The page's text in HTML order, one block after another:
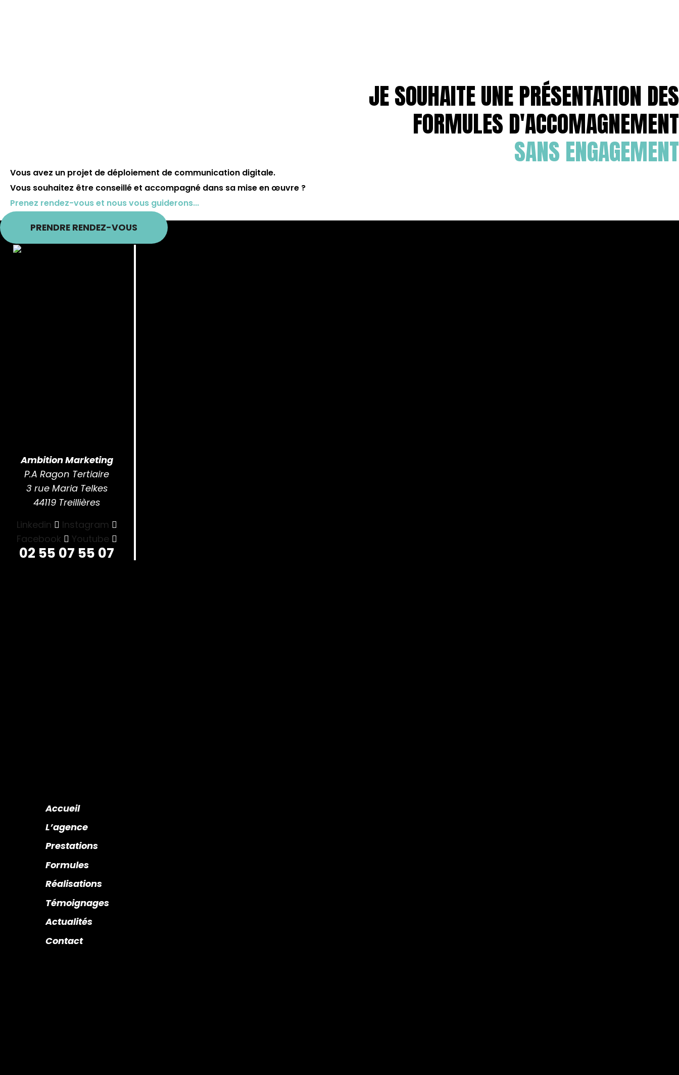
JE SOUHAITE UNE PRÉSENTATION DES
FORMULES D'ACCOMAGNEMENT
SANS ENGAGEMENT
Vous avez un projet de déploiement de communication digitale.
Vous souhaitez être conseillé et accompagné dans sa mise en œuvre ?
Prenez rendez-vous et nous vous guiderons...
PRENDRE RENDEZ-VOUS
Ambition Marketing
P.A Ragon Tertiaire
3 rue Maria Telkes
44119 Treillières
Linkedin
Instagram
Facebook
Youtube
02 55 07 55 07
Accueil
L’agence
Prestations
Formules
Réalisations
Témoignages
Actualités
Contact